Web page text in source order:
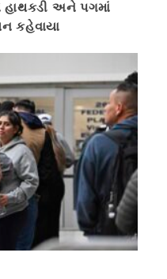
હાથકડી અને પગમાં
કહેવાયા